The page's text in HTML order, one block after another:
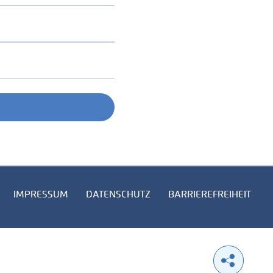
IMPRESSUM DATENSCHUTZ BARRIEREFREIHEIT